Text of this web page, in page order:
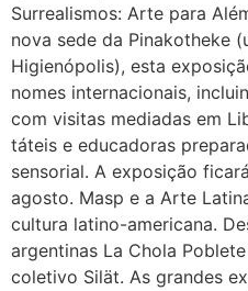
Surrealismos: Arte para
nova sede da Pinakotheke
Higienópolis), esta
nomes internacionais,
com visitas mediadas em
táteis e educadoras
sensorial. A exposição
agosto. Masp e a Arte
cultura latino-americana.
argentinas La Chola
coletivo Silät. As grandes